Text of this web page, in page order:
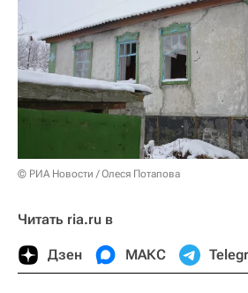
© РИА Новости / Олеся Потапова
Читать ria.ru в
Дзен МАКС